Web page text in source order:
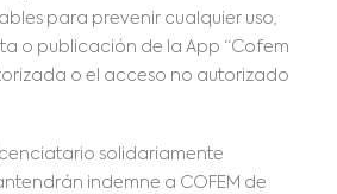
para prevenir cualquier uso,
o publicación de la App “Cofem
o el acceso no autorizado
solidariamente
indemne a COFEM de